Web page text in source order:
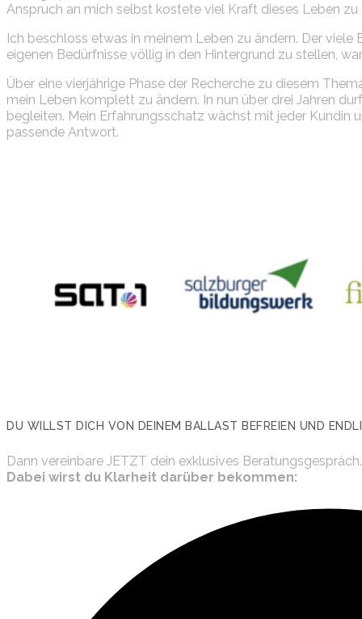
Anspruch an mich selbst kostete viel Kraft dieses Leben zu
Ich beschloss etwas in meinem Leben zu ändern. Der
eigenen Bedürfnisse völlig in den Hintergrund zu stellen,
Über eine vierjährige Phase der Recherche zu diesem
mein Leben komplett zu ändern. In nun über drei Jahren
begleiten. Mein Erfahrungsschatz wächst mit jeder Kundin
passende Antwort.
DU WILLST DICH VON DEINEM BALLAST BEFREIEN UND
Dann vereinbare JETZT dein exklusives Beratungsgespräch.
Dabei wirst du Klarheit darüber bekommen: